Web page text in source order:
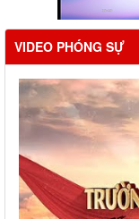
VIDEO PHÓNG SỰ